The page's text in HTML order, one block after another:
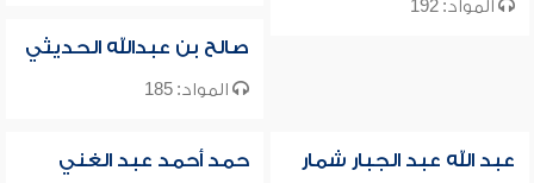
المواد: 192
صالح بن عبدالله الحديثي
المواد: 185
عبد الله عبد الجبار شمار حمد أحمد عبد الغني